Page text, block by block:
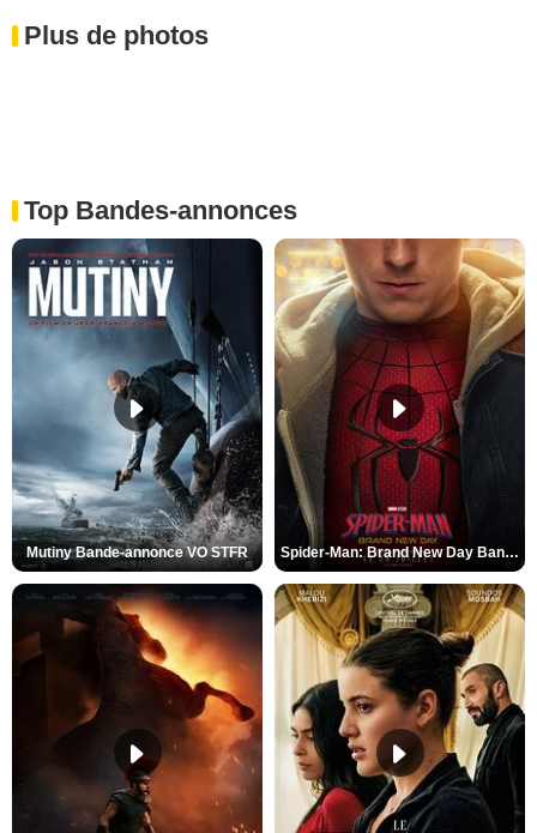
Plus de photos
Top Bandes-annonces
Mutiny Bande-annonce VO STFR Spider-Man: Brand New Day Bande-annonce VO STFR